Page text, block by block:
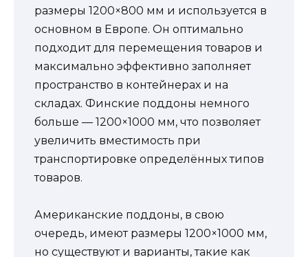
размеры 1200×800 мм и используется в
основном в Европе. Он оптимально
подходит для перемещения товаров и
максимально эффективно заполняет
пространство в контейнерах и на
складах. Финские поддоны немного
больше — 1200×1000 мм, что позволяет
увеличить вместимость при
транспортировке определённых типов
товаров.
Американские поддоны, в свою
очередь, имеют размеры 1200×1000 мм,
но существуют и варианты, такие как